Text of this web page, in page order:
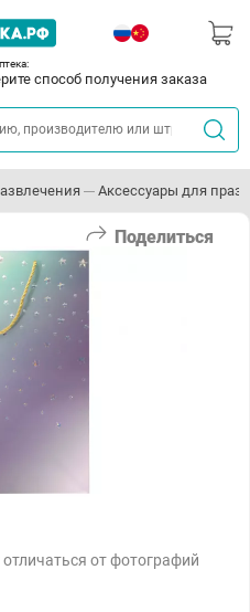
способ получения заказа
Аксессуары для
Поделиться
от фотографий